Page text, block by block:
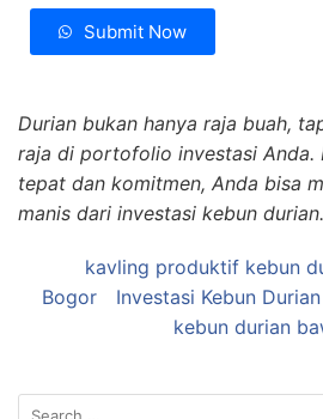
Submit Now
Durian bukan hanya raja buah,
raja di portofolio investasi Anda.
tepat dan komitmen, Anda bisa
manis dari investasi kebun durian.
kavling produktif kebun
Bogor
Investasi Kebun Durian
kebun durian
Search